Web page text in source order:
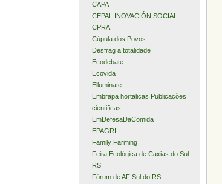
CAPA
CEPAL INOVACIÓN SOCIAL
CPRA
Cúpula dos Povos
Desfrag a totalidade
Ecodebate
Ecovida
Elluminate
Embrapa hortaliças Publicações
cientificas
EmDefesaDaComida
EPAGRI
Family Farming
Feira Ecológica de Caxias do Sul-
RS
Fórum de AF Sul do RS